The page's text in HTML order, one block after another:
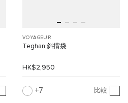
VOYAGEUR
Teghan 斜揹袋
HK$2,950
7 比較